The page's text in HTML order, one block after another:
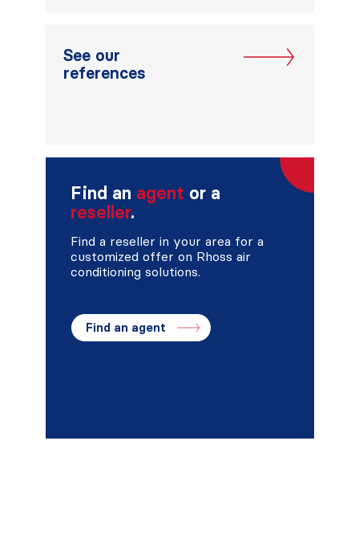
See our
references
Find an agent or a
reseller.
Find a reseller in your area for a
customized offer on Rhoss air
conditioning solutions.
Find an agent